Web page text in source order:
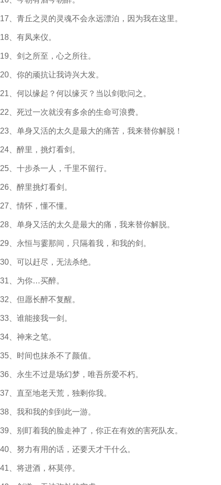
17、青丘之灵的灵魂不会永远漂泊，因为我在这里。
18、有凤来仪。
19、剑之所至，心之所往。
20、你的顽抗让我诗兴大发。
21、何以缘起？何以缘灭？当以剑歌问之。
22、死过一次就没有多余的生命可浪费。
23、单身又活的太久是最大的痛苦，我来替你解脱！
24、醉里，挑灯看剑。
25、十步杀一人，千里不留行。
26、醉里挑灯看剑。
27、情怀，懂不懂。
28、单身又活的太久是最大的痛，我来替你解脱。
29、永恒与霎那间，只隔着我，和我的剑。
30、可以赶尽，无法杀绝。
31、为你…买醉。
32、但愿长醉不复醒。
33、谁能接我一剑。
34、神来之笔。
35、时间也抹杀不了颜值。
36、永生不过是场幻梦，唯吾所爱不朽。
37、直至地老天荒，独剩你我。
38、我和我的剑到此一游。
39、别盯着我的脸走神了，你正在有效的害死队友。
40、努力有用的话，还要天才干什么。
41、将进酒，杯莫停。